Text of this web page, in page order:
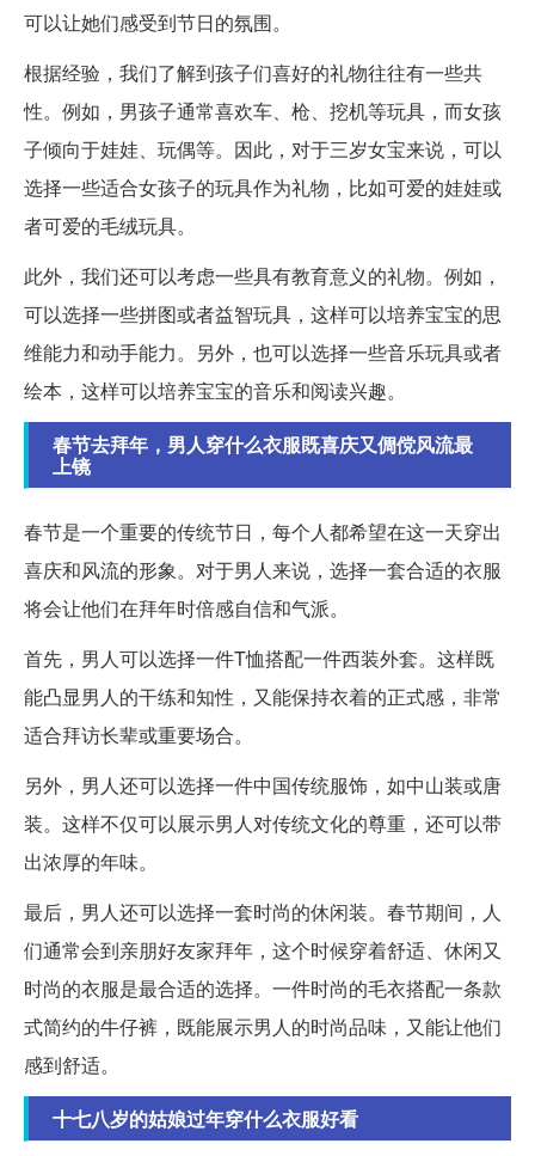
可以让她们感受到节日的氛围。
根据经验，我们了解到孩子们喜好的礼物往往有一些共
性。例如，男孩子通常喜欢车、枪、挖机等玩具，而女孩
子倾向于娃娃、玩偶等。因此，对于三岁女宝来说，可以
选择一些适合女孩子的玩具作为礼物，比如可爱的娃娃或
者可爱的毛绒玩具。
此外，我们还可以考虑一些具有教育意义的礼物。例如，
可以选择一些拼图或者益智玩具，这样可以培养宝宝的思
维能力和动手能力。另外，也可以选择一些音乐玩具或者
绘本，这样可以培养宝宝的音乐和阅读兴趣。
春节去拜年，男人穿什么衣服既喜庆又倜傥风流最
上镜
春节是一个重要的传统节日，每个人都希望在这一天穿出
喜庆和风流的形象。对于男人来说，选择一套合适的衣服
将会让他们在拜年时倍感自信和气派。
首先，男人可以选择一件T恤搭配一件西装外套。这样既
能凸显男人的干练和知性，又能保持衣着的正式感，非常
适合拜访长辈或重要场合。
另外，男人还可以选择一件中国传统服饰，如中山装或唐
装。这样不仅可以展示男人对传统文化的尊重，还可以带
出浓厚的年味。
最后，男人还可以选择一套时尚的休闲装。春节期间，人
们通常会到亲朋好友家拜年，这个时候穿着舒适、休闲又
时尚的衣服是最合适的选择。一件时尚的毛衣搭配一条款
式简约的牛仔裤，既能展示男人的时尚品味，又能让他们
感到舒适。
十七八岁的姑娘过年穿什么衣服好看